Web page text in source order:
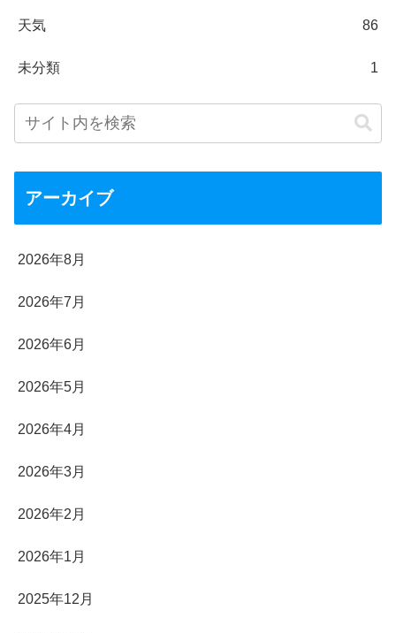
天気 86
未分類 1
アーカイブ
2026年8月
2026年7月
2026年6月
2026年5月
2026年4月
2026年3月
2026年2月
2026年1月
2025年12月